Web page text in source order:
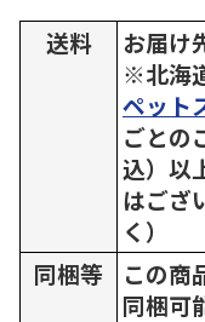
送料
お届け
※北海
ペット
ごとの
込）以
はござ
く）
同梱等
この商
同梱可